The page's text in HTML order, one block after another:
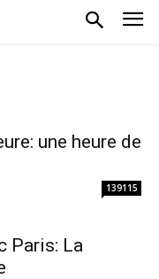
une heure de
139115
Paris: La